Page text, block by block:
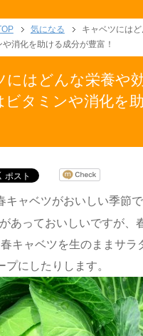
気になる
キャベツには
消化を助ける成分が豊富！
にはどんな栄養や
ビタミンや消化を
キャベツがおいしい季節
あっておいしいですが、
キャベツを生のままサラ
プにしたりします。